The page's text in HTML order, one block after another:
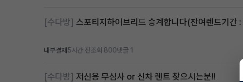
[수다방]
내부결재5시간 전조회 800댓글 1
[수다방] 저신용 무심사 or 신차 렌트 찾으시는분!!